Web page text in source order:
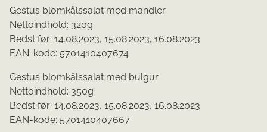
Gestus blomkålssalat med mandler
Nettoindhold: 320g
Bedst før: 14.08.2023, 15.08.2023, 16.08.2023
EAN-kode: 5701410407674
Gestus blomkålssalat med bulgur
Nettoindhold: 350g
Bedst før: 14.08.2023, 15.08.2023, 16.08.2023
EAN-kode: 5701410407667